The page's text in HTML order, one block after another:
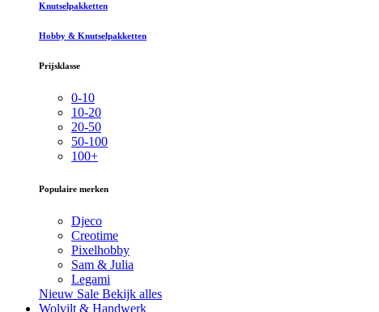
Knutselpakketten
Hobby & Knutselpakketten
Prijsklasse
0-10
10-20
20-50
50-100
100+
Populaire merken
Djeco
Creotime
Pixelhobby
Sam & Julia
Legami
Nieuw Sale Bekijk alles
Wolvilt & Handwerk